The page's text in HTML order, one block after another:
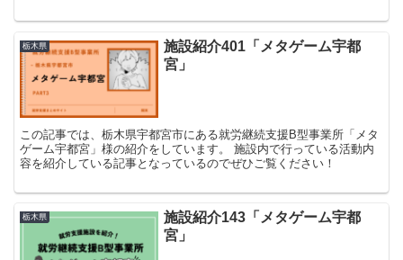
栃木県
施設紹介401「メタゲーム宇都
宮」
この記事では、栃木県宇都宮市にある就労継続支援B型事業所「メタ
ゲーム宇都宮」様の紹介をしています。 施設内で行っている活動内
容を紹介している記事となっているのでぜひご覧ください！
栃木県
施設紹介143「メタゲーム宇都
宮」